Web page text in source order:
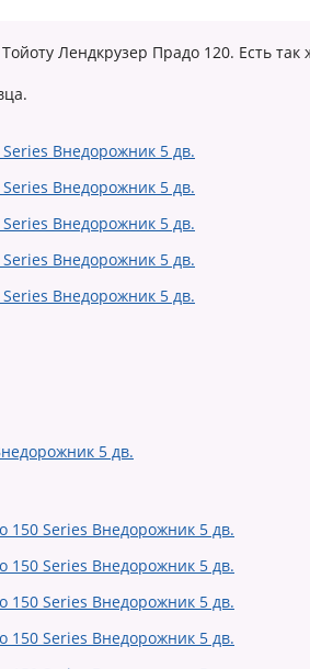
Лендкрузер Прадо 120. Есть
5 дв.